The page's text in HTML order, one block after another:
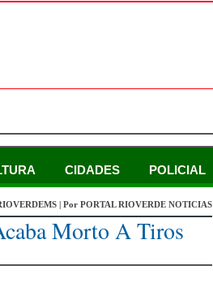
CIDADES POLICIAL
| Por PORTAL RIOVERDE NOTICIAS
Morto A Tiros